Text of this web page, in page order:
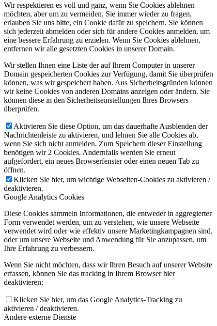
Wir respektieren es voll und ganz, wenn Sie Cookies ablehnen
möchten, aber um zu vermeiden, Sie immer wieder zu fragen,
erlauben Sie uns bitte, ein Cookie dafür zu speichern. Sie können
sich jederzeit abmelden oder sich für andere Cookies anmelden, um
eine bessere Erfahrung zu erzielen. Wenn Sie Cookies ablehnen,
entfernen wir alle gesetzten Cookies in unserer Domain.
Wir stellen Ihnen eine Liste der auf Ihrem Computer in unserer
Domain gespeicherten Cookies zur Verfügung, damit Sie überprüfen
können, was wir gespeichert haben. Aus Sicherheitsgründen können
wir keine Cookies von anderen Domains anzeigen oder ändern. Sie
können diese in den Sicherheitseinstellungen Ihres Browsers
überprüfen.
Aktivieren Sie diese Option, um das dauerhafte Ausblenden der
Nachrichtenleiste zu aktivieren, und lehnen Sie alle Cookies ab,
wenn Sie sich nicht anmelden. Zum Speichern dieser Einstellung
benötigen wir 2 Cookies. Andernfalls werden Sie erneut
aufgefordert, ein neues Browserfenster oder einen neuen Tab zu
öffnen.
Klicken Sie hier, um wichtige Webseiten-Cookies zu aktivieren /
deaktivieren.
Google Analytics Cookies
Diese Cookies sammeln Informationen, die entweder in aggregierter
Form verwendet werden, um zu verstehen, wie unsere Webseite
verwendet wird oder wie effektiv unsere Marketingkampagnen sind,
oder um unsere Webseite und Anwendung für Sie anzupassen, um
Ihre Erfahrung zu verbessern.
Wenn Sie nicht möchten, dass wir Ihren Besuch auf unserer Website
erfassen, können Sie das tracking in Ihrem Browser hier
deaktivieren:
Klicken Sie hier, um das Google Analytics-Tracking zu
aktivieren / deaktivieren.
Andere externe Dienste